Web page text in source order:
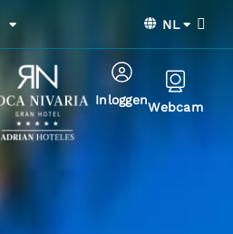
NL
InloggenWebcam